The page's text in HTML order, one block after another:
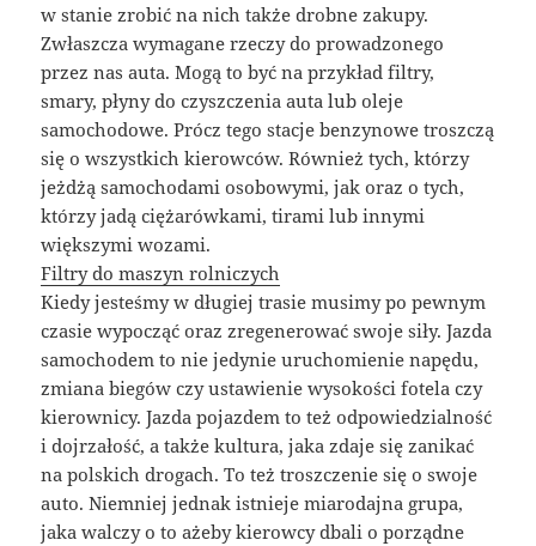
w stanie zrobić na nich także drobne zakupy.
Zwłaszcza wymagane rzeczy do prowadzonego
przez nas auta. Mogą to być na przykład filtry,
smary, płyny do czyszczenia auta lub oleje
samochodowe. Prócz tego stacje benzynowe troszczą
się o wszystkich kierowców. Również tych, którzy
jeżdżą samochodami osobowymi, jak oraz o tych,
którzy jadą ciężarówkami, tirami lub innymi
większymi wozami.
Filtry do maszyn rolniczych
Kiedy jesteśmy w długiej trasie musimy po pewnym
czasie wypocząć oraz zregenerować swoje siły. Jazda
samochodem to nie jedynie uruchomienie napędu,
zmiana biegów czy ustawienie wysokości fotela czy
kierownicy. Jazda pojazdem to też odpowiedzialność
i dojrzałość, a także kultura, jaka zdaje się zanikać
na polskich drogach. To też troszczenie się o swoje
auto. Niemniej jednak istnieje miarodajna grupa,
jaka walczy o to ażeby kierowcy dbali o porządne